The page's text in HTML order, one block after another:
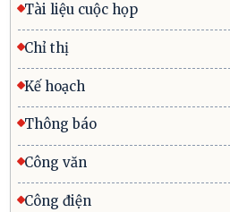
Tài liệu cuộc họp
Chỉ thị
Kế hoạch
Thông báo
Công văn
Công điện